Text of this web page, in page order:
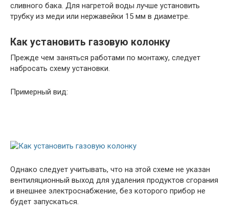
сливного бака. Для нагретой воды лучше установить
трубку из меди или нержавейки 15 мм в диаметре.
Как установить газовую колонку
Прежде чем заняться работами по монтажу, следует
набросать схему установки.
Примерный вид:
Однако следует учитывать, что на этой схеме не указан
вентиляционный выход для удаления продуктов сгорания
и внешнее электроснабжение, без которого прибор не
будет запускаться.